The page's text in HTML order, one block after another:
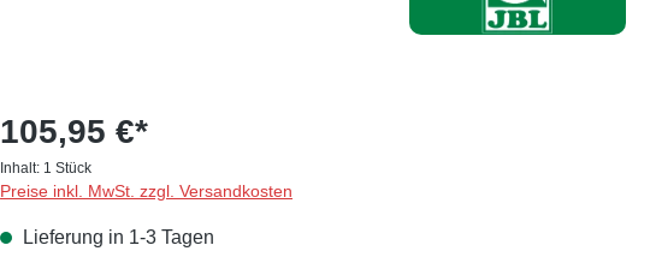
105,95 €*
Inhalt: 1 Stück
Preise inkl. MwSt. zzgl. Versandkosten
Lieferung in 1-3 Tagen